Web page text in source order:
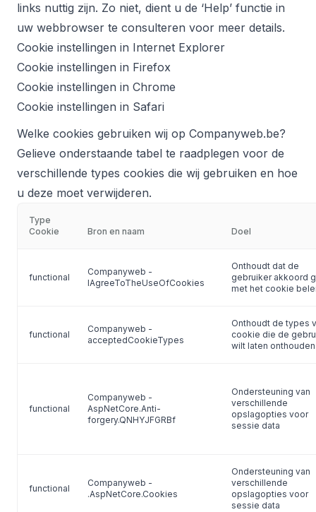
links nuttig zijn. Zo niet, dient u de ‘Help’ functie in
uw webbrowser te consulteren voor meer details.
Cookie instellingen in Internet Explorer
Cookie instellingen in Firefox
Cookie instellingen in Chrome
Cookie instellingen in Safari
Welke cookies gebruiken wij op Companyweb.be?
Gelieve onderstaande tabel te raadplegen voor de
verschillende types cookies die wij gebruiken en hoe
u deze moet verwijderen.
Type
Cookie
Bron en naam Doel
functional
Companyweb -
IAgreeToTheUseOfCookies
Onthoudt dat de
gebruiker akkoord
met het cookie
functional
Companyweb -
acceptedCookieTypes
Onthoudt de types
cookie die de
wilt laten
functional
Companyweb -
AspNetCore.Anti­
forgery.QNHYJFGRBf
Ondersteuning van
verschillende
opslagopties voor
sessie data
functional
Companyweb -
.AspNetCore.Cookies
Ondersteuning van
verschillende
opslagopties voor
sessie data